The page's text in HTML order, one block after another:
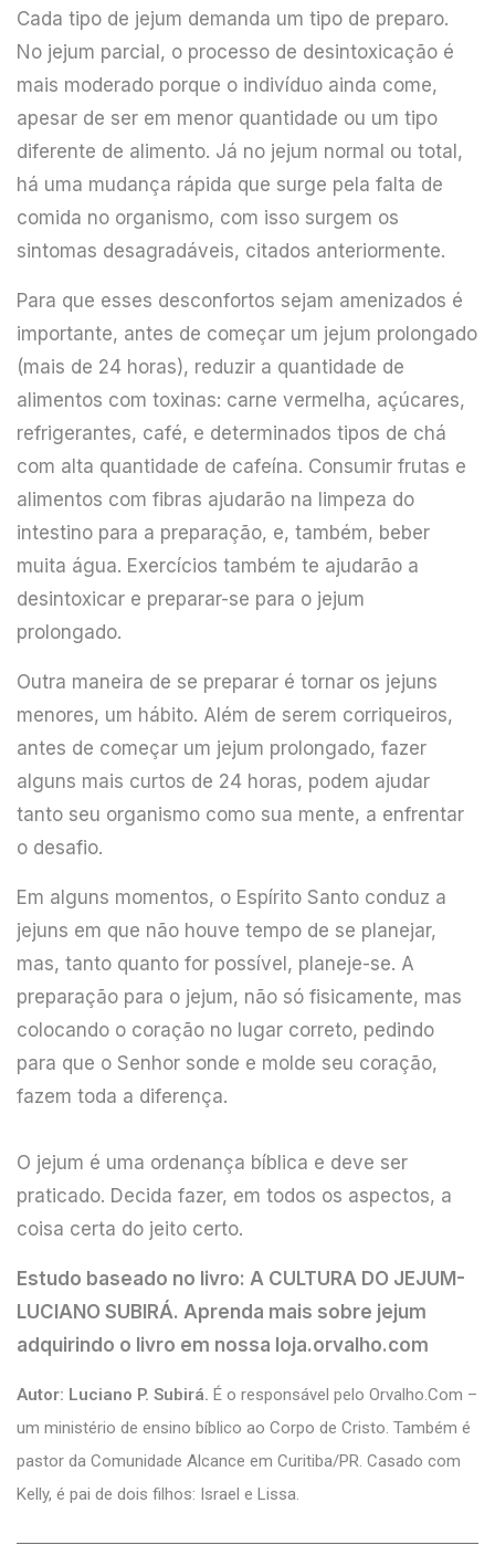
Cada tipo de jejum demanda um tipo de preparo.
No jejum parcial, o processo de desintoxicação é
mais moderado porque o indivíduo ainda come,
apesar de ser em menor quantidade ou um tipo
diferente de alimento. Já no jejum normal ou total,
há uma mudança rápida que surge pela falta de
comida no organismo, com isso surgem os
sintomas desagradáveis, citados anteriormente.
Para que esses desconfortos sejam amenizados é
importante, antes de começar um jejum prolongado
(mais de 24 horas), reduzir a quantidade de
alimentos com toxinas: carne vermelha, açúcares,
refrigerantes, café, e determinados tipos de chá
com alta quantidade de cafeína. Consumir frutas e
alimentos com fibras ajudarão na limpeza do
intestino para a preparação, e, também, beber
muita água. Exercícios também te ajudarão a
desintoxicar e preparar-se para o jejum
prolongado.
Outra maneira de se preparar é tornar os jejuns
menores, um hábito. Além de serem corriqueiros,
antes de começar um jejum prolongado, fazer
alguns mais curtos de 24 horas, podem ajudar
tanto seu organismo como sua mente, a enfrentar
o desafio.
Em alguns momentos, o Espírito Santo conduz a
jejuns em que não houve tempo de se planejar,
mas, tanto quanto for possível, planeje-se. A
preparação para o jejum, não só fisicamente, mas
colocando o coração no lugar correto, pedindo
para que o Senhor sonde e molde seu coração,
fazem toda a diferença.
O jejum é uma ordenança bíblica e deve ser
praticado. Decida fazer, em todos os aspectos, a
coisa certa do jeito certo.
Estudo baseado no livro: A CULTURA DO JEJUM-
LUCIANO SUBIRÁ. Aprenda mais sobre jejum
adquirindo o livro em nossa loja.orvalho.com
Autor: Luciano P. Subirá. É o responsável pelo Orvalho.Com –
um ministério de ensino bíblico ao Corpo de Cristo. Também é
pastor da Comunidade Alcance em Curitiba/PR. Casado com
Kelly, é pai de dois filhos: Israel e Lissa.